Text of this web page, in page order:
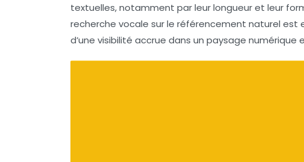
textuelles, notamment par leur longueur et leur
recherche vocale sur le référencement naturel est
d’une visibilité accrue dans un paysage numérique